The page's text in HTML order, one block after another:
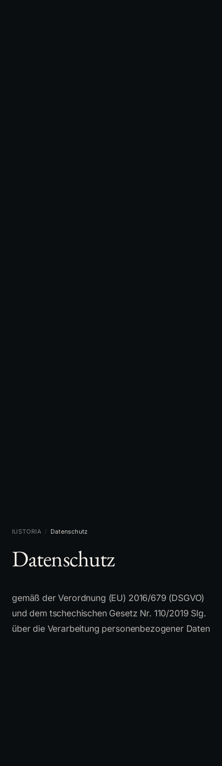
IUSTORIA / Datenschutz
Datenschutz
gemäß der Verordnung (EU) 2016/679 (DSGVO)
und dem tschechischen Gesetz Nr. 110/2019 Slg.
über die Verarbeitung personenbezogener Daten